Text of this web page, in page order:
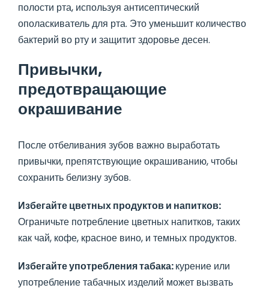
полости рта, используя антисептический
ополаскиватель для рта. Это уменьшит количество
бактерий во рту и защитит здоровье десен.
Привычки,
предотвращающие
окрашивание
После отбеливания зубов важно выработать
привычки, препятствующие окрашиванию, чтобы
сохранить белизну зубов.
Избегайте цветных продуктов и напитков:
Ограничьте потребление цветных напитков, таких
как чай, кофе, красное вино, и темных продуктов.
Избегайте употребления табака:курение или
употребление табачных изделий может вызвать